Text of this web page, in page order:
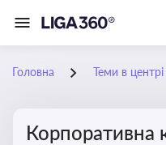
Головна Теми в центрі
Корпоративна